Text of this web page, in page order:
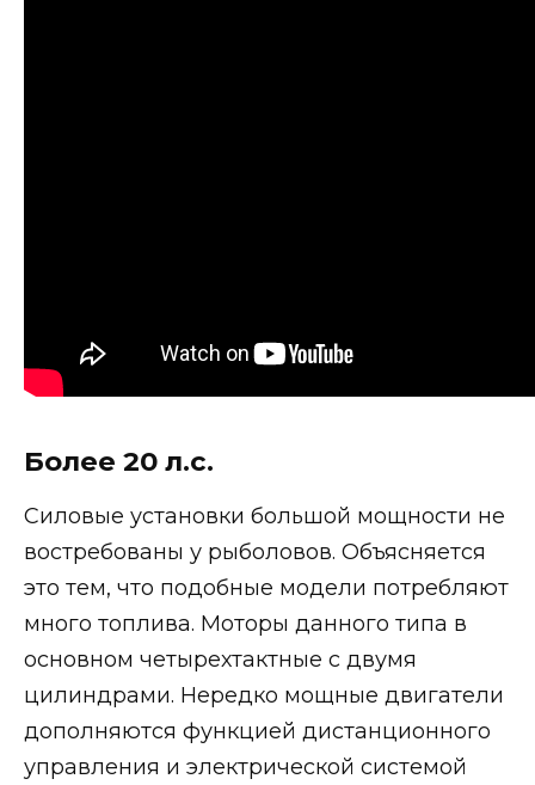
Более 20 л.с.
Силовые установки большой мощности не
востребованы у рыболовов. Объясняется
это тем, что подобные модели потребляют
много топлива. Моторы данного типа в
основном четырехтактные с двумя
цилиндрами. Нередко мощные двигатели
дополняются функцией дистанционного
управления и электрической системой